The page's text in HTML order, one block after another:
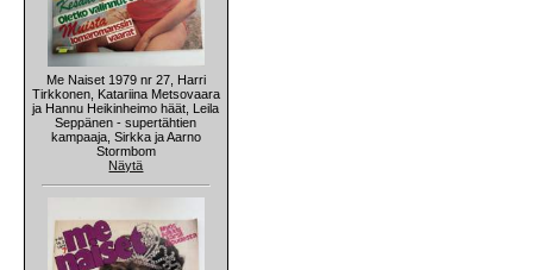
Me Naiset 1979 nr 27, Harri
Tirkkonen, Katariina Metsovaara
ja Hannu Heikinheimo häät, Leila
Seppänen - supertähtien
kampaaja, Sirkka ja Aarno
Stormbom
Näytä